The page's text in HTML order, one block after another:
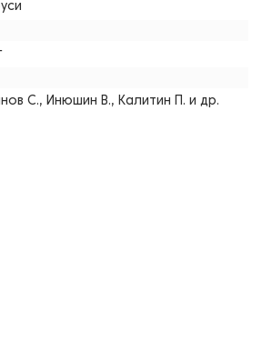
С., Инюшин В., Калитин П. и др.